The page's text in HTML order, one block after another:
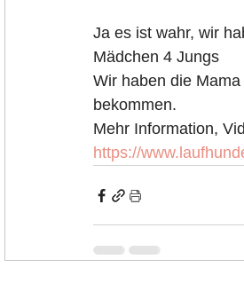
Ja es ist wahr, wir
Mädchen 4 Jungs
Wir haben die
bekommen.
Mehr Information,
https://